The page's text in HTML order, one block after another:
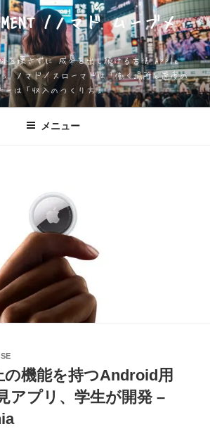
/ノマド ムーブメ
を壊さずに 成果を出し続ける方法 Apple
ノマド／スローマドは「働く場所と速度の
は「収入のつくり方」
メニュー
機能を持つAndroid用
アプリ、学生が開発 –